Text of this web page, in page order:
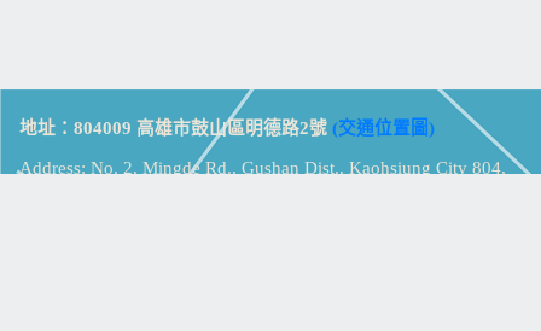
地址：804009 高雄市鼓山區明德路2號 (交通位置圖)
Address: No. 2, Mingde Rd., Gushan Dist., Kaohsiung City 804,